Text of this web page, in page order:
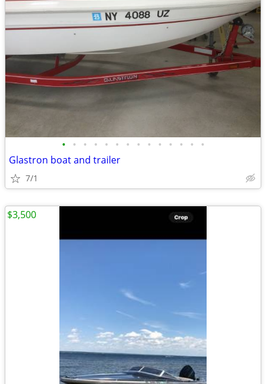
• • • • • • • • • • • • • •
Glastron boat and trailer
7/1
$3,500